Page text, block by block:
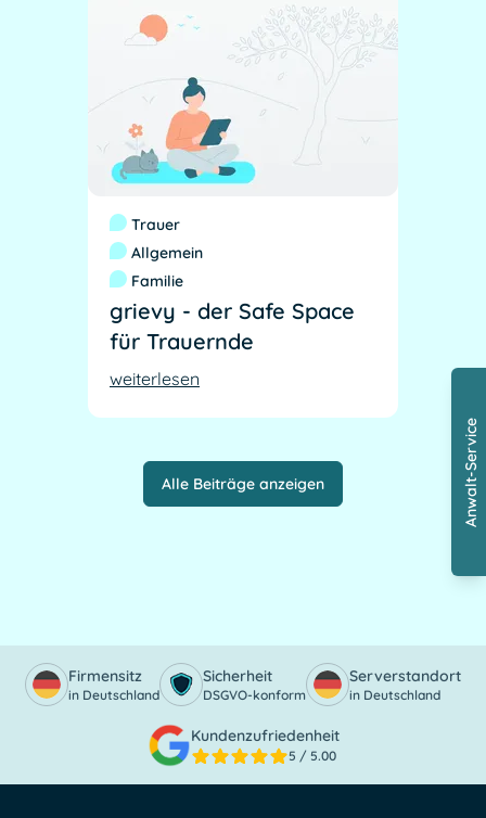
Trauer
Allgemein
Familie
grievy - der Safe Space
für Trauernde
weiterlesen
Alle Beiträge anzeigen Anwalt-Service
Firmensitz
in Deutschland
Sicherheit
DSGVO-konform
Serverstandort
in Deutschland
Kundenzufriedenheit
5 / 5.00